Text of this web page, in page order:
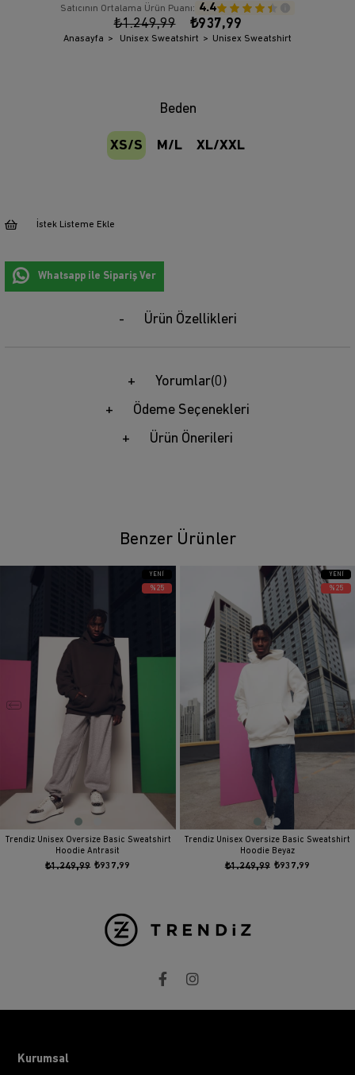
Satıcının Ortalama Ürün Puanı: 4.4
₺1.249,99 ₺937,99
Anasayfa Unisex Sweatshirt Unisex Sweatshirt
Beden
XS/S M/L XL/XXL
İstek Listeme Ekle
Whatsapp ile Sipariş Ver
Ürün Özellikleri
Yorumlar(0)
Ödeme Seçenekleri
Ürün Önerileri
Benzer Ürünler
Trendiz Unisex Oversize Basic Sweatshirt
Hoodie Antrasit
₺937,99
₺1.249,99
YENI
ÜRÜN
%25
Trendiz Unisex Oversize Basic Sweatshirt
Hoodie Beyaz
₺937,99
₺1.249,99
YENI
ÜRÜN
%25
Kurumsal